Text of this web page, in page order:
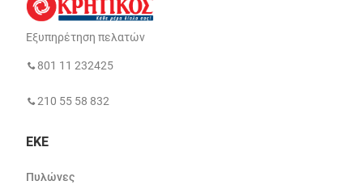
Εξυπηρέτηση πελατών
801 11 232425
210 55 58 832
ΕΚΕ
Πυλώνες